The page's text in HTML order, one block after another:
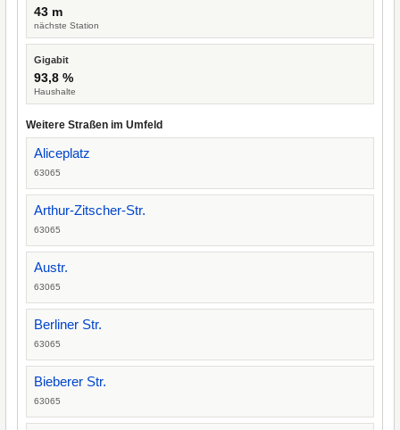
43 m
nächste Station
Gigabit
93,8 %
Haushalte
Weitere Straßen im Umfeld
Aliceplatz
63065
Arthur-Zitscher-Str.
63065
Austr.
63065
Berliner Str.
63065
Bieberer Str.
63065